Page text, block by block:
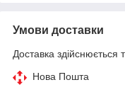
Умови доставки
Доставка здійснюється
Нова Пошта